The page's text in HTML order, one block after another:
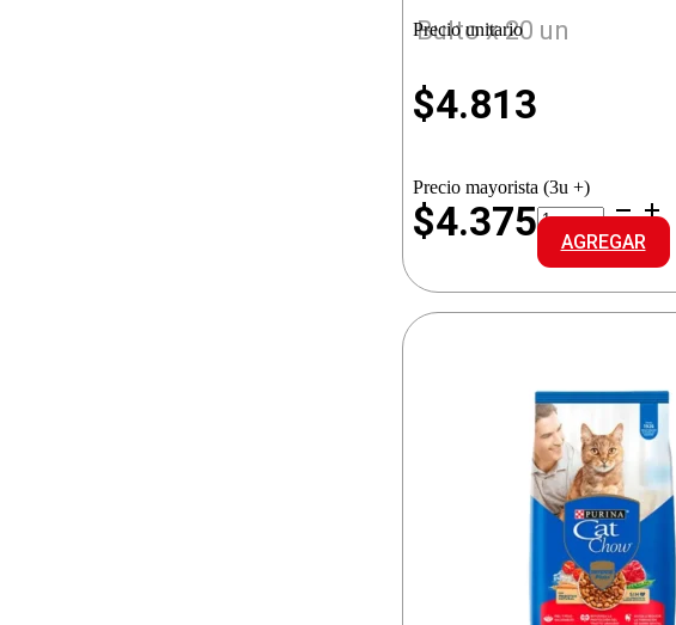
Bulto x 20 un
Precio unitario
$4.813
Precio mayorista (3u +)
$4.375CAT
CHOW
GATITOS
PESCADO/
cantidad
AGREGAR